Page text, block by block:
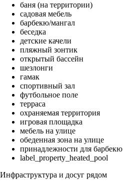
баня (на территории)
садовая мебель
барбекю/мангал
беседка
детские качели
пляжный зонтик
открытый бассейн
шезлонги
гамак
спортивный зал
футбольное поле
терраса
охраняемая территория
игровая площадка
мебель на улице
обеденная зона на улице
принадлежности для барбекю
label_property_heated_pool
Инфраструктура и досуг рядом